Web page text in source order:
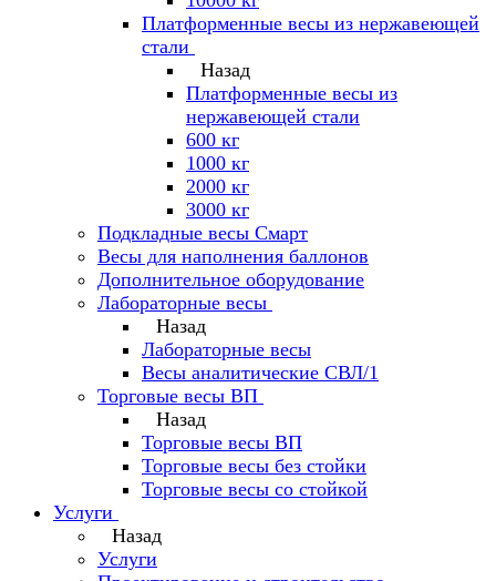
Платформенные весы из нержавеющей
стали
Назад
Платформенные весы из
нержавеющей стали
600 кг
1000 кг
2000 кг
3000 кг
Подкладные весы Смарт
Весы для наполнения баллонов
Дополнительное оборудование
Лабораторные весы
Назад
Лабораторные весы
Весы аналитические СВЛ/1
Торговые весы ВП
Назад
Торговые весы ВП
Торговые весы без стойки
Торговые весы со стойкой
Услуги
Назад
Услуги